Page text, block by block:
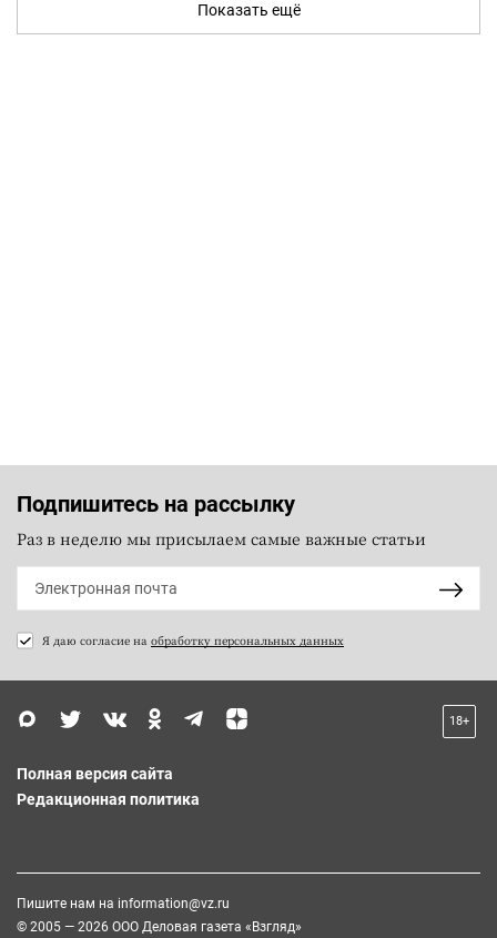
Показать ещё
Подпишитесь на рассылку
Раз в неделю мы присылаем самые важные статьи
Я даю согласие на обработку персональных данных
18+
Полная версия сайта
Редакционная политика
Пишите нам на information@vz.ru
© 2005 — 2026 ООО Деловая газета «Взгляд»